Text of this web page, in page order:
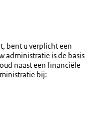
bent u verplicht een
administratie is de basis
naast een financiële
bij: